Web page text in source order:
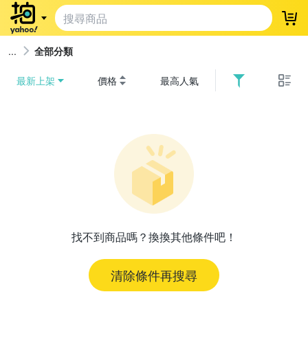
登
全部分類
最新上架 價格 最高人氣
找不到商品嗎？換換其他條件吧！
清除條件再搜尋